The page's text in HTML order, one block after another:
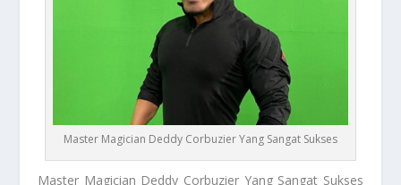
Master Magician Deddy Corbuzier Yang Sangat Sukses
Master Magician Deddy Corbuzier Yang Sangat Sukses